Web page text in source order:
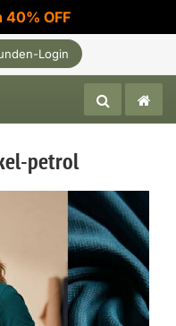
OFF
Login
petrol